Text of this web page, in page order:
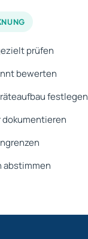
prüfen
bewerten
festlegen
dokumentieren
abstimmen